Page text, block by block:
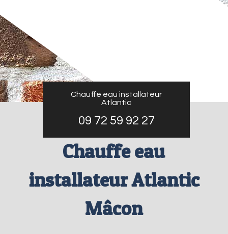
Chauffe eau installateur
Atlantic
09 72 59 92 27
Chauffe eau
installateur Atlantic
Mâcon